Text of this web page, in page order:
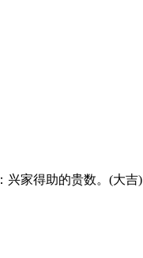
家得助的贵数。(大吉)